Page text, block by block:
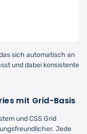
sich automatisch an
und dabei konsistente
mit Grid-Basis
und CSS Grid
Jede